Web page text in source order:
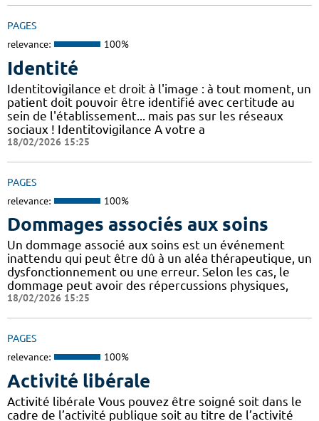
PAGES
relevance: 100%
Identité
Identitovigilance et droit à l'image : à tout moment, un
patient doit pouvoir être identifié avec certitude au
sein de l'établissement... mais pas sur les réseaux
sociaux ! Identitovigilance A votre a
18/02/2026 15:25
PAGES
relevance: 100%
Dommages associés aux soins
Un dommage associé aux soins est un événement
inattendu qui peut être dû à un aléa thérapeutique, un
dysfonctionnement ou une erreur. Selon les cas, le
dommage peut avoir des répercussions physiques,
18/02/2026 15:25
PAGES
relevance: 100%
Activité libérale
Activité libérale Vous pouvez être soigné soit dans le
cadre de l’activité publique soit au titre de l’activité